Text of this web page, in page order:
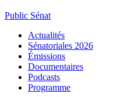
Public Sénat
Actualités
Sénatoriales 2026
Émissions
Documentaires
Podcasts
Programme